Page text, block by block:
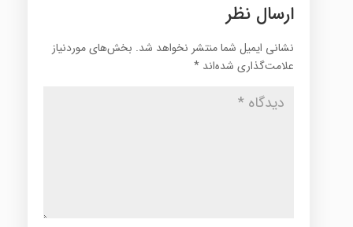
ارسال نظر
نشانی ایمیل شما منتشر نخواهد شد. بخش‌های موردنیاز
علامت‌گذاری شده‌اند *